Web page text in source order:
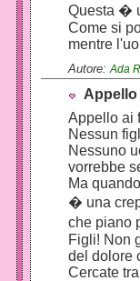
Questa �
Come si
mentre
Autore:Ada
Appello ai
Nessun
Nessuno
vorrebbe
Ma
� una
che piano
Figli! Non
del dolore
Cercate